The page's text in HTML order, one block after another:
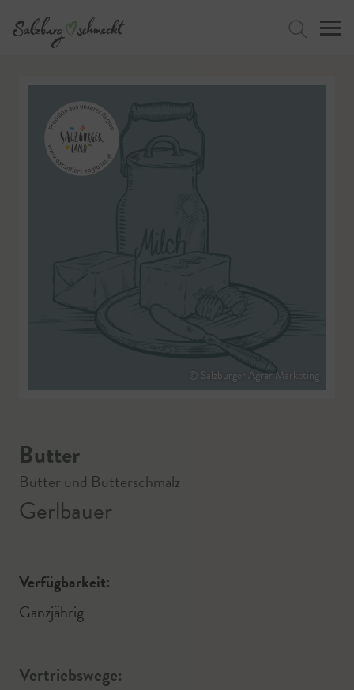
© Salzburger Agrar Marketing
Butter
Butter und Butterschmalz
Gerlbauer
Verfügbarkeit:
Ganzjährig
Vertriebswege: